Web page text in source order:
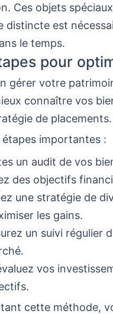
Ces objets
distincte est
le temps.
pour
gérer votre
connaître vos
de placements.
étapes importantes :
un audit de vos
des objectifs
une stratégie de
les gains.
un suivi régulier
vos
cette méthode,